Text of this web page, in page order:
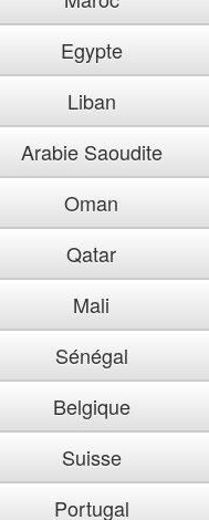
Egypte
Liban
Arabie Saoudite
Oman
Qatar
Mali
Sénégal
Belgique
Suisse
Portugal